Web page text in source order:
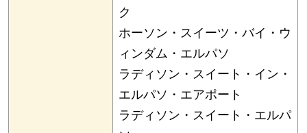
ク
ホーソン・スイーツ・バイ・ウ
ィンダム・エルパソ
ラディソン・スイート・イン・
エルパソ・エアポート
ラディソン・スイート・エルパ